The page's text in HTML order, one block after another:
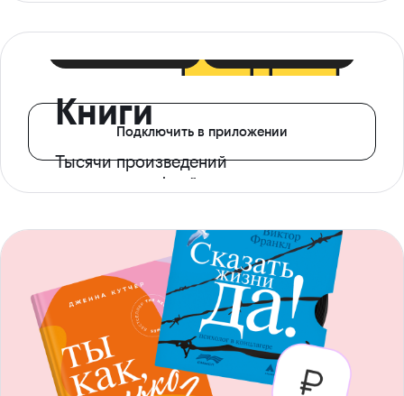
Книги
Тысячи произведений
с доступом офлайн
Подключить в приложении